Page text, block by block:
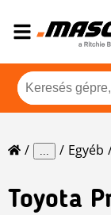
... Egyéb
Toyota